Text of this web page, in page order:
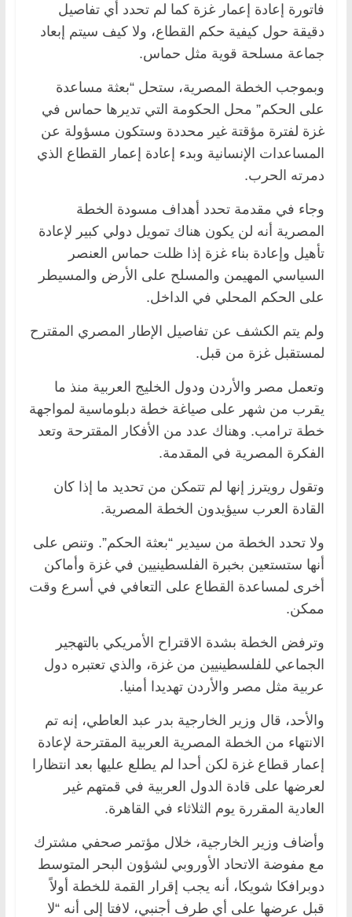
فاتورة إعادة إعمار غزة كما لم تحدد أي تفاصيل
دقيقة حول كيفية حكم القطاع، ولا كيف سيتم إبعاد
جماعة مسلحة قوية مثل حماس.
وبموجب الخطة المصرية، ستحل “بعثة مساعدة
على الحكم” محل الحكومة التي تديرها حماس في
غزة لفترة مؤقتة غير محددة وستكون مسؤولة عن
المساعدات الإنسانية وبدء إعادة إعمار القطاع الذي
دمرته الحرب.
وجاء في مقدمة تحدد أهداف مسودة الخطة
المصرية أنه لن يكون هناك تمويل دولي كبير لإعادة
تأهيل وإعادة بناء غزة إذا ظلت حماس العنصر
السياسي المهيمن والمسلح على الأرض والمسيطر
على الحكم المحلي في الداخل.
ولم يتم الكشف عن تفاصيل الإطار المصري المقترح
لمستقبل غزة من قبل.
وتعمل مصر والأردن ودول الخليج العربية منذ ما
يقرب من شهر على صياغة خطة دبلوماسية لمواجهة
خطة ترامب. وهناك عدد من الأفكار المقترحة وتعد
الفكرة المصرية في المقدمة.
وتقول رويترز إنها لم تتمكن من تحديد ما إذا كان
القادة العرب سيؤيدون الخطة المصرية.
ولا تحدد الخطة من سيدير “بعثة الحكم”. وتنص على
أنها ستستعين بخبرة الفلسطينيين في غزة وأماكن
أخرى لمساعدة القطاع على التعافي في أسرع وقت
ممكن.
وترفض الخطة بشدة الاقتراح الأمريكي بالتهجير
الجماعي للفلسطينيين من غزة، والذي تعتبره دول
عربية مثل مصر والأردن تهديدا أمنيا.
والأحد، قال وزير الخارجية بدر عبد العاطي، إنه تم
الانتهاء من الخطة المصرية العربية المقترحة لإعادة
إعمار قطاع غزة لكن أحدا لم يطلع عليها بعد انتظارا
لعرضها على قادة الدول العربية في قمتهم غير
العادية المقررة يوم الثلاثاء في القاهرة.
وأضاف وزير الخارجية، خلال مؤتمر صحفي مشترك
مع مفوضة الاتحاد الأوروبي لشؤون البحر المتوسط
دوبرافكا شويكا، أنه يجب إقرار القمة للخطة أولاً
قبل عرضها على أي طرف أجنبي، لافتا إلى أنه “لا